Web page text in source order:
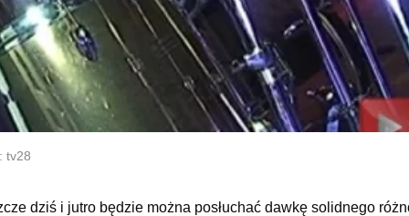
tv28
dziś i jutro będzie można posłuchać dawkę solidnego